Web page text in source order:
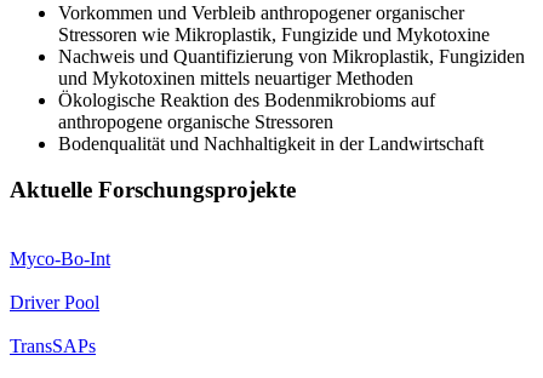
Vorkommen und Verbleib anthropogener organischer
Stressoren wie Mikroplastik, Fungizide und Mykotoxine
Nachweis und Quantifizierung von Mikroplastik, Fungiziden
und Mykotoxinen mittels neuartiger Methoden
Ökologische Reaktion des Bodenmikrobioms auf
anthropogene organische Stressoren
Bodenqualität und Nachhaltigkeit in der Landwirtschaft
Aktuelle Forschungsprojekte
Myco-Bo-Int
Driver Pool
TransSAPs